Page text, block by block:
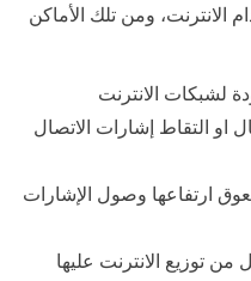
الانترنت، ومن تلك الأماكن
لشبكات الانترنت
او التقاط إشارات الاتصال
ارتفاعها وصول الإشارات
توزيع الانترنت عليها